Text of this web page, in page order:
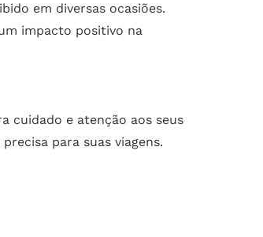
em diversas ocasiões.
impacto positivo na
cuidado e atenção aos seus
para suas viagens.